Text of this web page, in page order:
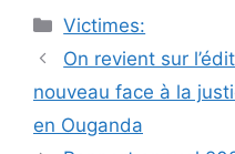
Catégories
Victimes:
Navigation
On revient sur
nouveau face à la
en Ouganda